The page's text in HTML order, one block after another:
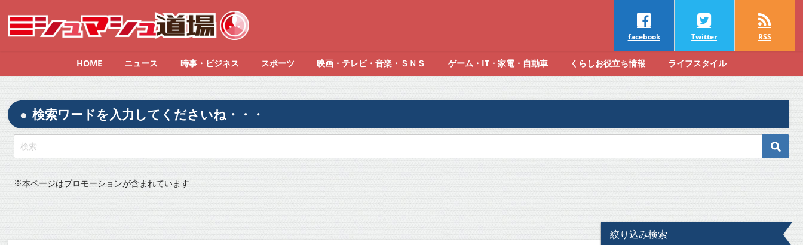
facebook Twitter RSS
HOME ニュース 時事・ビジネス スポーツ 映画・テレビ・音楽・ＳＮＳ ゲーム・IT・家電・自動車 くらしお役立ち情報 ライフスタイル
検索ワードを入力してくださいね・・・
※本ページはプロモーションが含まれています
絞り込み検索